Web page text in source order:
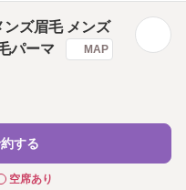
ズ眉毛 メンズ
パーマ
MAP
する
◯空席あり